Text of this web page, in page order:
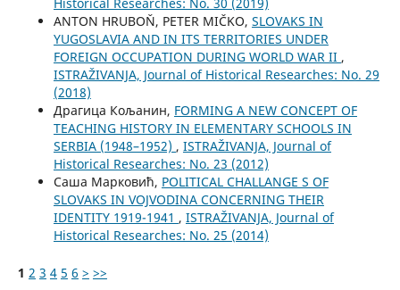
ANTON HRUBOŇ, PETER MIČKO, SLOVAKS IN
YUGOSLAVIA AND IN ITS TERRITORIES UNDER
FOREIGN OCCUPATION DURING WORLD WAR II ,
ISTRAŽIVANJA, Јournal of Historical Researches: No. 29
(2018)
Драгица Кољанин, FORMING A NEW CONCEPT OF
TEACHING HISTORY IN ELEMENTARY SCHOOLS IN
SERBIA (1948–1952) , ISTRAŽIVANJA, Јournal of
Historical Researches: No. 23 (2012)
Саша Марковић, POLITICAL CHALLANGE S OF
SLOVAKS IN VOJVODINA CONCERNING THEIR
IDENTITY 1919-1941 , ISTRAŽIVANJA, Јournal of
Historical Researches: No. 25 (2014)
1 2 3 4 5 6 > >>